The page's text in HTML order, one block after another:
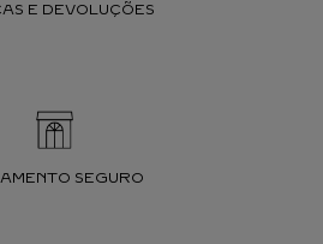
E DEVOLUÇÕES
SEGURO